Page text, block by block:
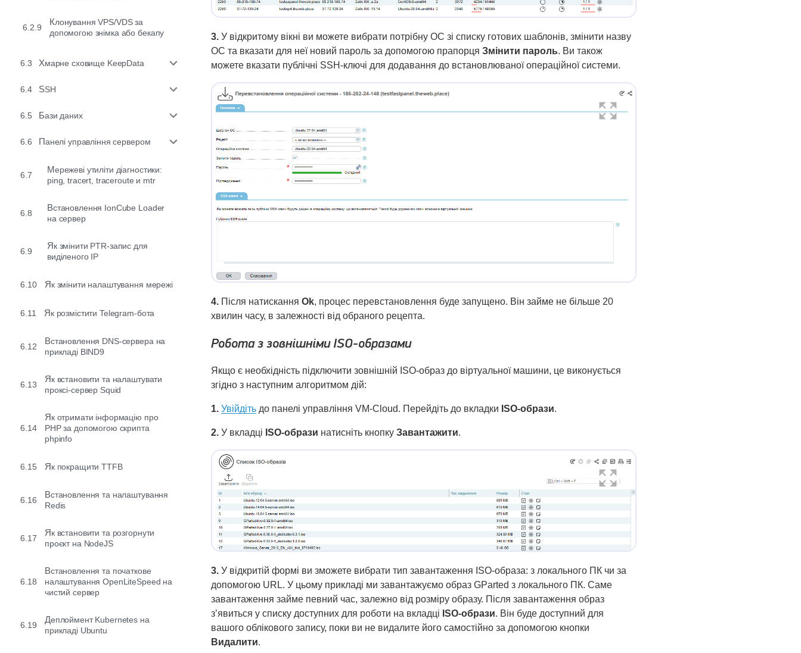
6.2.9
Клонування VPS/VDS за
допомогою знімка або бекапу
6.3 Хмарне сховище KeepData
6.4 SSH
6.5 Бази даних
6.6 Панелі управління сервером
6.7
Мережеві утиліти діагностики:
ping, tracert, traceroute и mtr
6.8
Встановлення IonCube Loader
на сервер
6.9
Як змінити PTR-запис для
виділеного IP
6.10 Як змінити налаштування мережі
6.11 Як розмістити Telegram-бота
6.12
Встановлення DNS-сервера на
прикладі BIND9
6.13
Як встановити та налаштувати
проксі-сервер Squid
6.14
Як отримати інформацію про
PHP за допомогою скрипта
phpinfo
6.15 Як покращити TTFB
6.16
Встановлення та налаштування
Redis
6.17
Як встановити та розгорнути
проєкт на NodeJS
6.18
Встановлення та початкове
налаштування OpenLiteSpeed ​​на
чистий сервер
6.19
Деплоймент Kubernetes на
прикладі Ubuntu
3. У відкритому вікні ви можете вибрати потрібну ОС зі списку готових шаблонів, змінити назву
ОС та вказати для неї новий пароль за допомогою прапорця Змінити пароль. Ви також
можете вказати публічні SSH-ключі для додавання до встановлюваної операційної системи.
4. Після натискання Ok, процес перевстановлення буде запущено. Він займе не більше 20
хвилин часу, в залежності від обраного рецепта.
Робота з зовнішніми ISO-образами
Якщо є необхідність підключити зовнішній ISO-образ до віртуальної машини, це виконується
згідно з наступним алгоритмом дій:
1. Увійдіть до панелі управління VM-Cloud. Перейдіть до вкладки ISO-образи.
2. У вкладці ISO-образи натисніть кнопку Завантажити.
3. У відкритій формі ви зможете вибрати тип завантаження ISO-образа: з локального ПК чи за
допомогою URL. У цьому прикладі ми завантажуємо образ GParted з локального ПК. Саме
завантаження займе певний час, залежно від розміру образу. Після завантаження образ
з’явиться у списку доступних для роботи на вкладці ISO-образи. Він буде доступний для
вашого облікового запису, поки ви не видалите його самостійно за допомогою кнопки
Видалити.